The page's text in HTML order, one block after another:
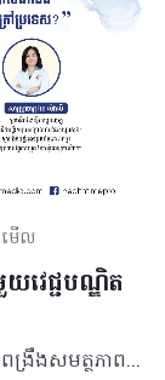
ើល
យវេជ្ជបណ្ឌិត
ហេលស៍ថាម ប្រូ ជាស្ថាប័នផ្តោតលើការអប់រំ និងពង្រឹងសមត្ថភាពរបស់អ្នកប្រកបវិជ្ជាជីវៈសុខាភិបាល ជាពិសេសលើការប្រាស្រ័យទាក់ទងជាមួយនឹងអ្នកជំងឺ ដើម្បីសុខុមាលភាពរបស់ប្រជាជនកម្ពុជា។ ដើម្បីរួមចំណែកក្នុងការលើកកម្ពស់ការយល់ដឹងពីរបស់អ្នកប្រកបវិជ្ជាជីវៈសុខាភិបាល និងវិធីសាស្រ្តក្នុងការបង្កើនទំនុកចិត្តរបស់អ្នកជំងឺ ហេលស៍ថាម ប្រូ នឹងគោរពអញ្ជើញវាគ្មិនល្បីៗចំនួន៣រូប ដើម្បីចែករំលែក និងពិភាក្សាទាក់ទងនឹងប្រធានបទ “តើអ្នកប្រកបរបរវិជ្ជាជីវៈសុខាភិបាល និងស្ថាប័នសុខាភិបាលឯកជន គួរចូលរួមយ៉ាងណាខ្លះ ដើម្បីកាត់បន្ថយលំហូរចេញរបស់អ្នកជំងឺទៅក្រៅប្រទេស?” នៅថ្ងៃទី១ ខែកញ្ញា ឆ្នាំ២០១៨ វេលាម៉ោង ៨ព្រឹក រហូតដល់ម៉ោង ១២ថ្ងៃត្រង់ នៅវិទ្យាស្ថានជាតិសុខភាពសាធារណៈ សាលបាយ័ន។ វាគ្មិនក្នុងវេទិកានេះរួមមាន៖ ១. លោកវេជ្ជបណ្ឌិត ចាន់ វិចិត្រ អនុប្រធានមន្ទីរពេទ្យ មិត្តភាពខ្មែរ-សូវៀត និងជាស្ថាបនិកនៃ កាដាវគ្លីនិកសើស្បែក និងឡេសឺរ ២. សាស្រ្តាចារ្យ ឯក ម៉េងលី ស្ថាបនិកនៃមន្ទីរសម្រាកព្យាបាលលុច្ស មន្ទីរសម្រាកព្យាបាល និងសម្ភពសុខៈ និងមន្ទីរពេទ្យអឃីតកោះពេជ្រ និងជាអតីតប្រធានផ្នែកសម្ភព នៃមន្ទីរពេទ្យកាល់ម៉ែត ៣. លោកស្រីទន្តបណ្ឌិត អេង លីគង់ នាយិកានៃមន្ទីរព្យាបាលធ្មេញ ម៉ាស្ទ័រ ឃែរ និងជាប្រធានសមាគមសហគ្រិនស្រ្តីកម្ពុជា CWEA វាគ្មិនល្បីៗទាំង ៣រូបខាងលើ នឹងចែករំលែកពីបទពិសោធក្នុងការប្រាស្រ័យទាក់ទងជាមួយអ្នកជំងឺ ការគ្រប់គ្រង និងពង្រីកស្ថាប័ន ក៏ដូចជាពិភាក្សា ស្រាយចម្ងល់ផ្សេងៗរបស់អ្នកចូលរួម។ សម្រាប់ការចូលរួម លោកអ្នកអាចចុះឈ្មោះចូលរួមជាមុន ដោយតម្លៃសំបុត្រសម្រាប់មុនថ្ងៃទី២១ ខែសីហា ឆ្នាំ២០១៨ (១០,០០០រៀល សម្រាប់និស្សិត និង៤០,០០០រៀល សម្រាប់អ្នកធ្វើការ ឬម្ចាស់គ្លីនិក ឱសថស្ថាន) និង សំបុត្រក្រោយថ្ងៃទី២១ ខែសីហា ឆ្នាំ២០១៨ (២០,០០០រៀល សម្រាប់និស្សិត និង៦០,០០០រៀល សម្រាប់អ្នកធ្វើការ ឬម្ចាស់គ្លីនិក/ឱសថស្ថាន) ។ កន្លែងមានកំណត់! ដើម្បីចុះឈ្មោះជាមុន លោកអ្នកអាចចូលទៅកាន់ទំព័រ http://healthtime.tips/subpage/Healthtimepro/appointments ហើយធ្វើការបំពេញឈ្មោះ ភេទ អ៊ីម៉ែល លេខទូរស័ព្ទ ដោយជ្រើសយក Healthtime Pro Forum និងរើសយក ថ្ងៃទី១ ខែកញ្ញា ឆ្នាំ ២០១៨ ម៉ោង៨ព្រឹក។ ត្រង់ផ្នែកព័ត៌មានបន្ថែម សូមបំពេញឈ្មោះស្ថាប័នសិក្សា ឬការងារ (សាលា ឬកន្លែងធ្វើការ) និងចំនួនសំបុត្រដែលអ្នកត្រូវការ។ ឬ ប្រើ Healthogo App ស្វែងរក Healthtime Pro ហើយចុចលើការណាត់ជួប រួចបំពេញ ថ្ងៃទី១ ខែកញ្ញា ឆ្នាំ ២០១៨ ម៉ោង៨ព្រឹក ជ្រើសយក Healthtime Pro Forum និងបំពេញលេខទូរស័ព្ទ។ ត្រង់ផ្នែកព័ត៌មានបន្ថែម សូមបំពេញឈ្មោះស្ថាប័នសិក្សា ឬការងារ (សាលា ឬកន្លែងធ្វើការ) និងចំនួនសំបុត្រដែលអ្នកត្រូវការ។ កំណត់សម្គាល់ ៖ ការបង់ប្រាក់ និងទទួលសំបុត្រ ប្រព្រឹត្តិនៅអគារ CJCC ថ្ងៃទី ២២ និង២៣ ខែសីហា ឆ្នាំ២០១៨ វេលាម៉ោង ៨ព្រឹក រហូតដល់ម៉ោង ៥រសៀល។ សម្រាប់ទំនាក់ទំនងព័ត៌មានបន្ថែម ៖ ទូរស័ព្ទលេខ ០៧៧ ៨៨៨ ០៧៦/ ០៧៧ ៨៨៨ ០៧៥/ ០៦៩ ៨៨៨ ១១២